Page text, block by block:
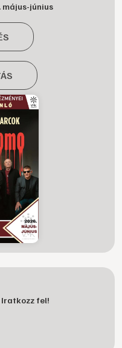
június
Iratkozz fel!